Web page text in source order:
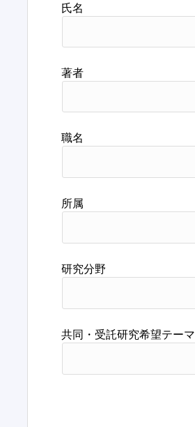
氏名
著者
職名
所属
研究分野
共同・受託研究希望テーマ